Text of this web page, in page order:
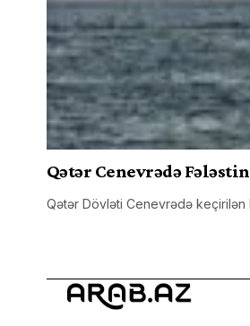
Qətər Cenevrədə
Qətər Dövləti Cenevrədə keçirilən